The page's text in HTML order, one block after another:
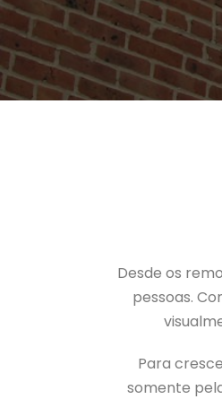
Desde os
pessoas.
Para
somente